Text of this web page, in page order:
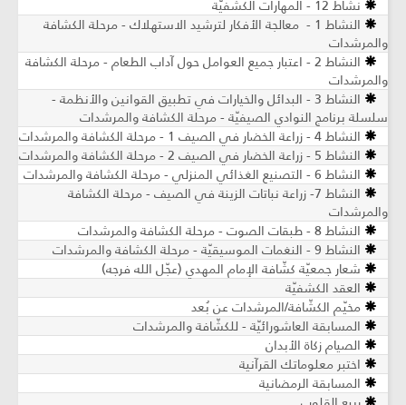
نشاط 12 - المهارات الكشفيّة
النشاط 1 - معالجة الأفكار لترشيد الاستهلاك - مرحلة الكشافة
والمرشدات
النشاط 2 - اعتبار جميع العوامل حول آداب الطعام - مرحلة الكشافة
والمرشدات
النشاط 3 - البدائل والخيارات في تطبيق القوانين والأنظمة -
سلسلة برنامج النوادي الصيفيّة - مرحلة الكشافة والمرشدات
النشاط 4 - زراعة الخضار في الصيف 1 - مرحلة الكشافة والمرشدات
النشاط 5 - زراعة الخضار في الصيف 2 - مرحلة الكشافة والمرشدات
النشاط 6 - التصنيع الغذائي المنزلي - مرحلة الكشافة والمرشدات
النشاط 7- زراعة نباتات الزينة في الصيف ​- مرحلة الكشافة
والمرشدات
النشاط 8 - طبقات الصوت - مرحلة الكشافة والمرشدات
النشاط 9 - النغمات الموسيقيّة - مرحلة الكشافة والمرشدات
شعار جمعيّة كشّافة الإمام المهدي (عجّل الله فرجه)
العقد الكشفيّة
مخيّم الكشّافة/المرشدات عن بُعد
المسابقة العاشورائيّة - للكشّافة والمرشدات
الصيام زكاة الأبدان
اختبر معلوماتك القرآنية
المسابقة الرمضانية